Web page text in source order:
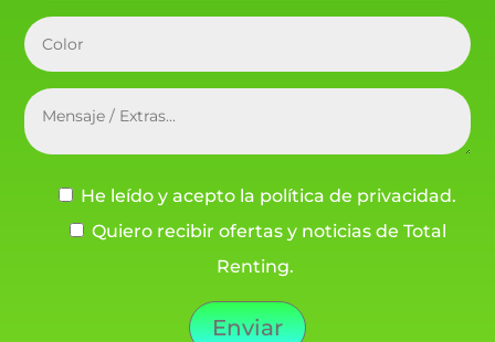
He leído y acepto la política de privacidad.
Quiero recibir ofertas y noticias de Total
Renting.
Enviar